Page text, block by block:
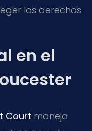
los derechos
en el
Court maneja